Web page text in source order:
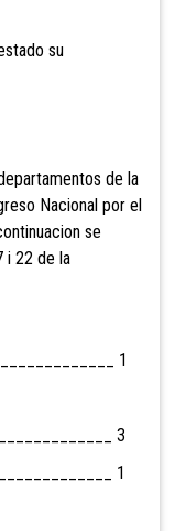
su
de la
Nacional por el
se
i 22 de la
1
3
1